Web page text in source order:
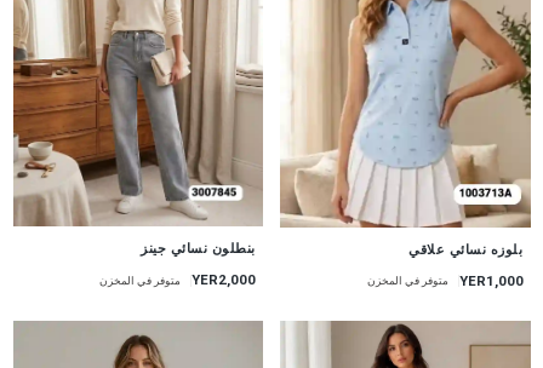
بلوزه نسائي علاقي
YER1,000 متوفر في المخزن
بنطلون نسائي جينز
YER2,000 متوفر في المخزن